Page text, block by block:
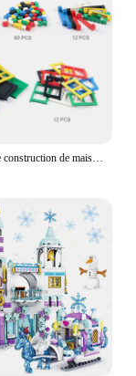
Décennie s de construction de maison pour enfants, jouets d'architecture de ville, compatibles avec Lego, porte et fenêtre, bricolage, 102 pièces